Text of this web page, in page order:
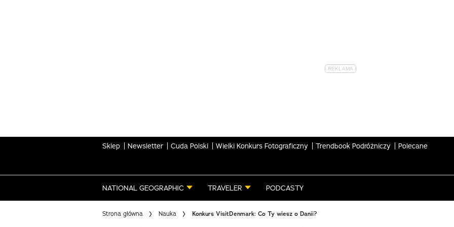
Sklep Newsletter Cuda Polski Wielki Konkurs Fotograficzny Trendbook Podróżniczy Polecane
NATIONAL GEOGRAPHIC TRAVELER PODCASTY
Strona główna Nauka Konkurs VisitDenmark: Co Ty wiesz o Danii?